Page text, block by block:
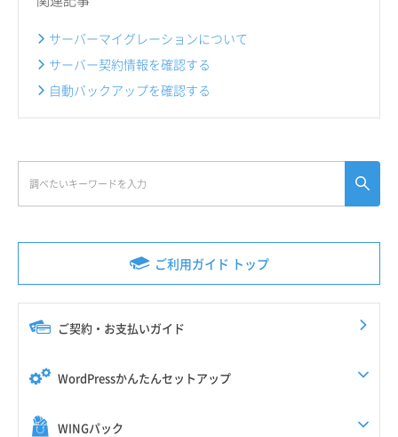
ご利用ガイド トップ
ご契約・お支払いガイド
WordPressかんたんセットアップ
WINGパック
サーバーマイグレーションについて
サーバー契約情報を確認する
自動バックアップを確認する